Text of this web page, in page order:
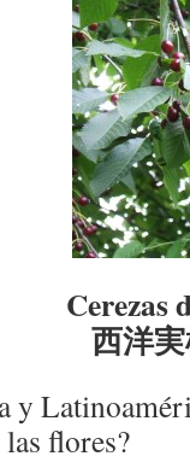
Cerezas
西洋
y
flores?